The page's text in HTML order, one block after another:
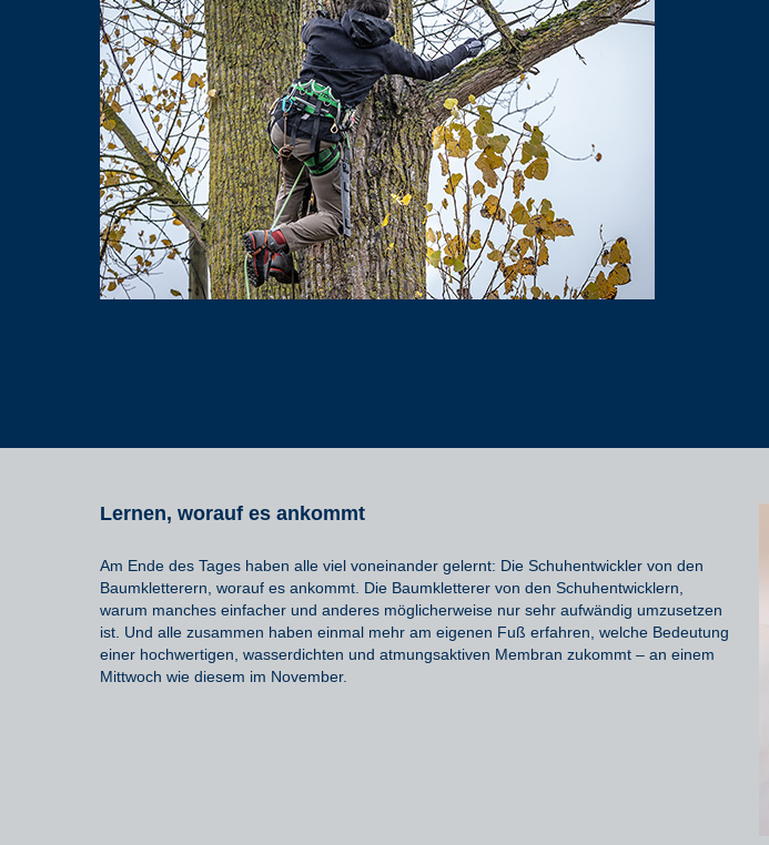
Lernen, worauf es ankommt
Am Ende des Tages haben alle viel voneinander gelernt: Die Schuhentwicklervon den
Baumkletterern, worauf es ankommt. Die Baumkletterervon den Schuhentwicklern
warum manches einfacher und anderes möglicherweise nur sehr aufwändig umzusetzen
ist. Und alle zusammen haben einmal mehr am eigenen Fuß erfahren, welche Bedeutung
einer hochwertigen, wasserdichten und atmungsaktiven Membran zukommt – an einem
Mittwoch wie diesem im November.